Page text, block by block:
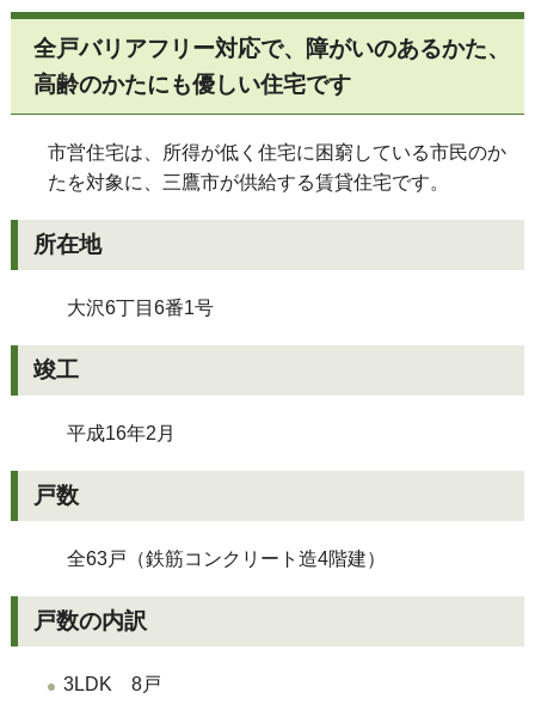
全戸バリアフリー対応で、障がいのあるかた、
高齢のかたにも優しい住宅です
市営住宅は、所得が低く住宅に困窮している市民のか
たを対象に、三鷹市が供給する賃貸住宅です。
所在地
大沢6丁目6番1号
竣工
平成16年2月
戸数
全63戸（鉄筋コンクリート造4階建）
戸数の内訳
3LDK 8戸